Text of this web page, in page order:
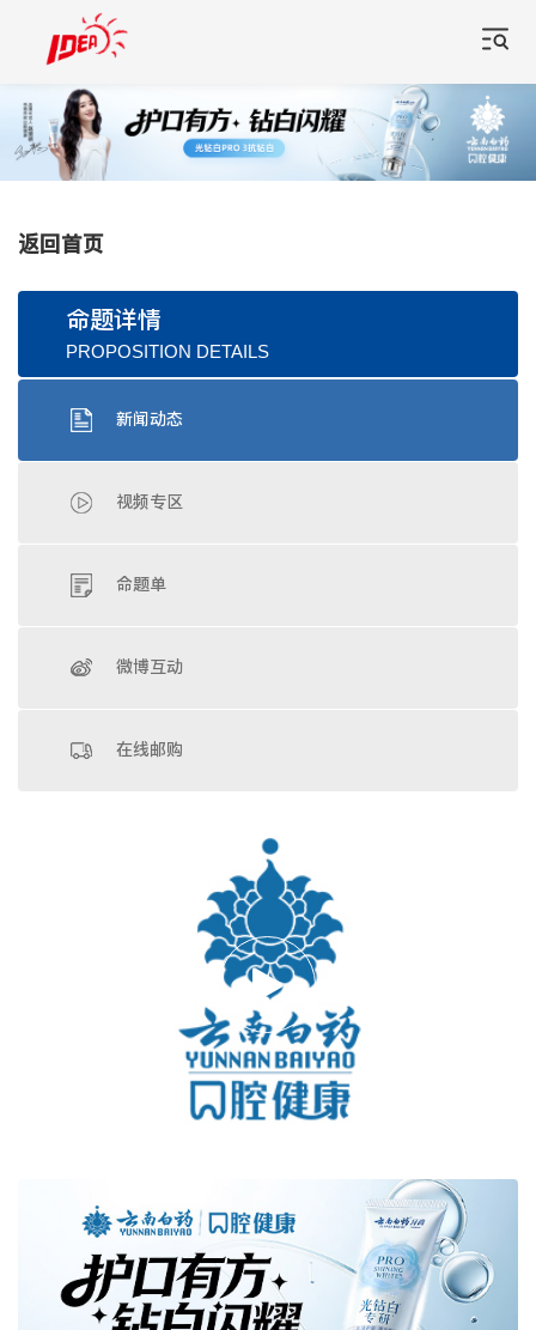
返回首页
命题详情
PROPOSITION DETAILS
新闻动态
视频专区
命题单
微博互动
在线邮购